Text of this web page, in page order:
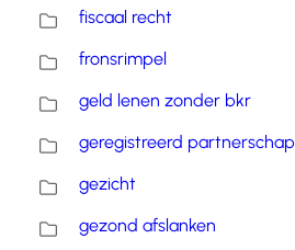
fiscaal recht
fronsrimpel
geld lenen zonder bkr
geregistreerd partnerschap
gezicht
gezond afslanken